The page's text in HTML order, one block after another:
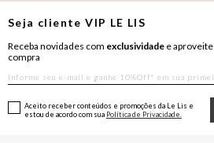
Seja clienteVIP LE LIS
Receba novidades com exclusividade e aproveite
compra
Aceito receber conteúdos e promoções da Le Lis e
estou de acordo com sua Política de Privacidade.